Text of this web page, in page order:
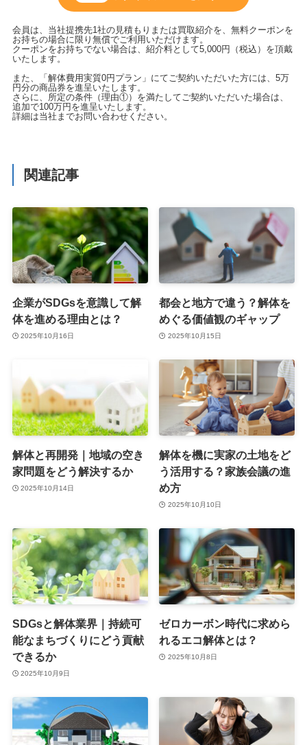
会員は、当社提携先1社の見積もりまたは買取紹介を、無料クーポンを
お持ちの場合に限り無償でご利用いただけます。
クーポンをお持ちでない場合は、紹介料として5,000円（税込）を頂戴
いたします。
また、「解体費用実質0円プラン」にてご契約いただいた方には、5万
円分の商品券を進呈いたします。
さらに、所定の条件（理由①）を満たしてご契約いただいた場合は、
追加で100万円を進呈いたします。
詳細は当社までお問い合わせください。
関連記事
企業がSDGsを意識して解
体を進める理由とは？
2025年10月16日
都会と地方で違う？解体を
めぐる価値観のギャップ
2025年10月15日
解体と再開発｜地域の空き
家問題をどう解決するか
2025年10月14日
解体を機に実家の土地をど
う活用する？家族会議の進
め方
2025年10月10日
SDGsと解体業界｜持続可
能なまちづくりにどう貢献
できるか
2025年10月9日
ゼロカーボン時代に求めら
れるエコ解体とは？
2025年10月8日